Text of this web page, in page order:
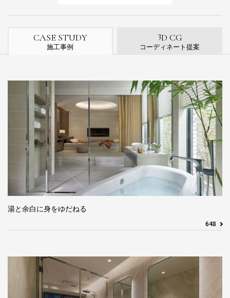
CASE STUDY
施工事例
3D CG
コーディネート提案
湯と余白に身をゆだねる
648